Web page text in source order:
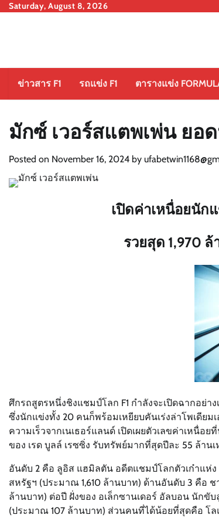
SkipSaturday, August 8, 2026
ข่าวสาร F1 รถแข่ง F1 ตารางแข่ง
มักซ์ เวอร์สแตพเพ่น ย
Posted on November 16, 2024 by
เปิดค่าเหนื่อยนัก
รวยสุด 1,970
ศึกรถสูตรหนึ่งชิงแชมป์โลก F1 กำลังจะเปิดฉากอย่
ซึ่งนักแข่งทั้ง 20 คนก็พร้อมเหยียบคันเร่งล่าโพเดียม
ความเร็วจากเนเธอร์แลนด์ เปิดเผยตัวเลขค่าเหนื่
ของ เรด บูลล์ เรซซิ่ง รับทรัพย์มากที่สุดปีละ 55 ล้า
อันดับ 2 คือ ลูอิส แฮมิลตัน อดีตแชมป์โลกตัวเก๋าแห่ง
สหรัฐฯ (ประมาณ 1,610 ล้านบาท) ด้านอันดับ 3 คือ
ล้านบาท) ต่อปี ฝั่งของ อเล็กซานเดอร์ อัลบอน นักขั
(ประมาณ 107 ล้านบาท) ส่วนคนที่ได้น้อยที่สุดคือ โ